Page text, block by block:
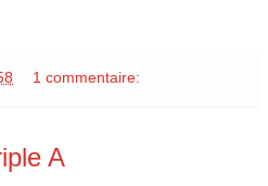
1 commentaire:
A